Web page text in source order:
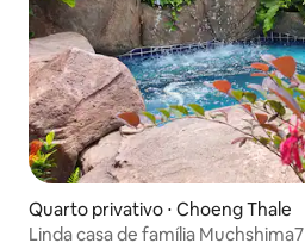
Quarto privativo ⋅ Choeng Thale
Linda casa de família Muchshima7